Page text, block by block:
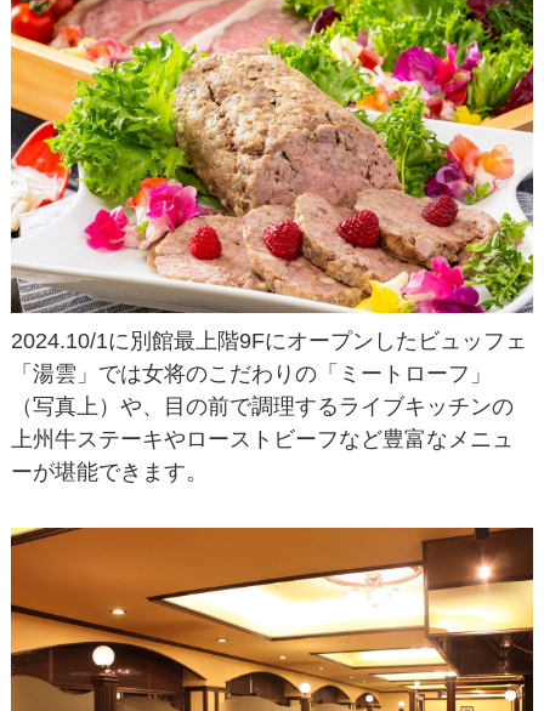
2024.10/1に別館最上階9Fにオープンしたビュッフェ
「湯雲」では女将のこだわりの「ミートローフ」
（写真上）や、目の前で調理するライブキッチンの
上州牛ステーキやローストビーフなど豊富なメニュ
ーが堪能できます。